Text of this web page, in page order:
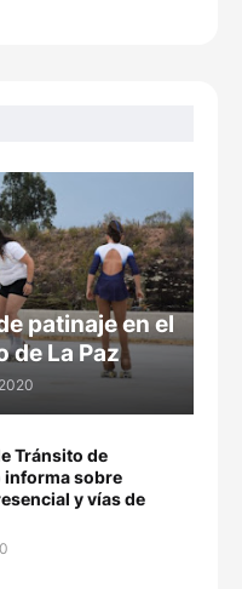
patinaje en el
de La Paz
Tránsito de
informa sobre
y vías de